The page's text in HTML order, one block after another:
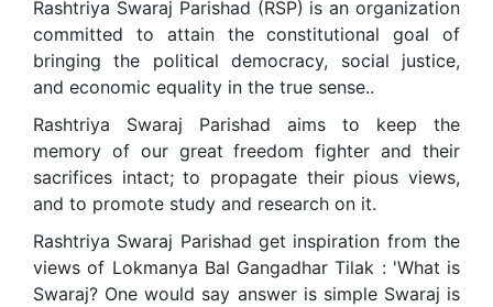
Rashtriya Swaraj Parishad (RSP) is an organization
committed to attain the constitutional goal of
bringing the political democracy, social justice,
and economic equality in the true sense..
Rashtriya Swaraj Parishad aims to keep the
memory of our great freedom fighter and their
sacrifices intact; to propagate their pious views,
and to promote study and research on it.
Rashtriya Swaraj Parishad get inspiration from the
views of Lokmanya Bal Gangadhar Tilak : 'What is
Swaraj? One would say answer is simple Swaraj is